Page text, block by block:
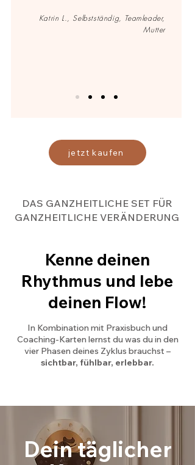
Katrin L., Selbstständig, Teamleader,
Mutter
jetzt kaufen
DAS GANZHEITLICHE SET FÜR
GANZHEITLICHE VERÄNDERUNG
Kenne deinen
Rhythmus und lebe
deinen Flow!
In Kombination mit Praxisbuch und
Coaching-Karten lernst du was du in den
vier Phasen deines Zyklus brauchst –
sichtbar, fühlbar, erlebbar.
Dein täglicher